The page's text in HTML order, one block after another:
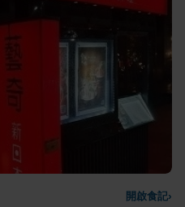
開啟食記›